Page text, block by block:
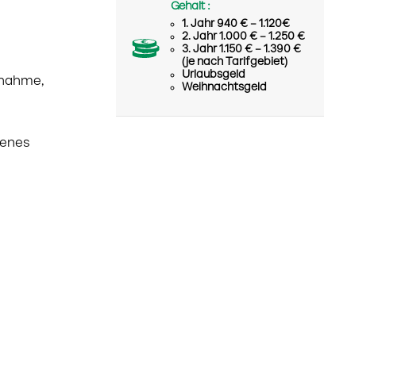
Gehalt :
1. Jahr 940 € – 1.120€
2. Jahr 1.000 € – 1.250 €
3. Jahr 1.150 € – 1.390 €
(je nach Tarifgebiet)
Urlaubsgeld
Weihnachtsgeld